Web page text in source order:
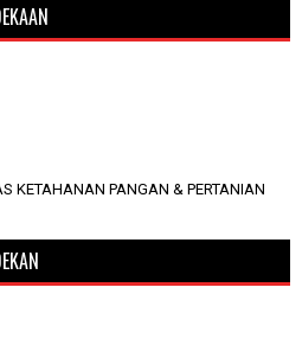
KETAHANAN PANGAN & PERTANIAN